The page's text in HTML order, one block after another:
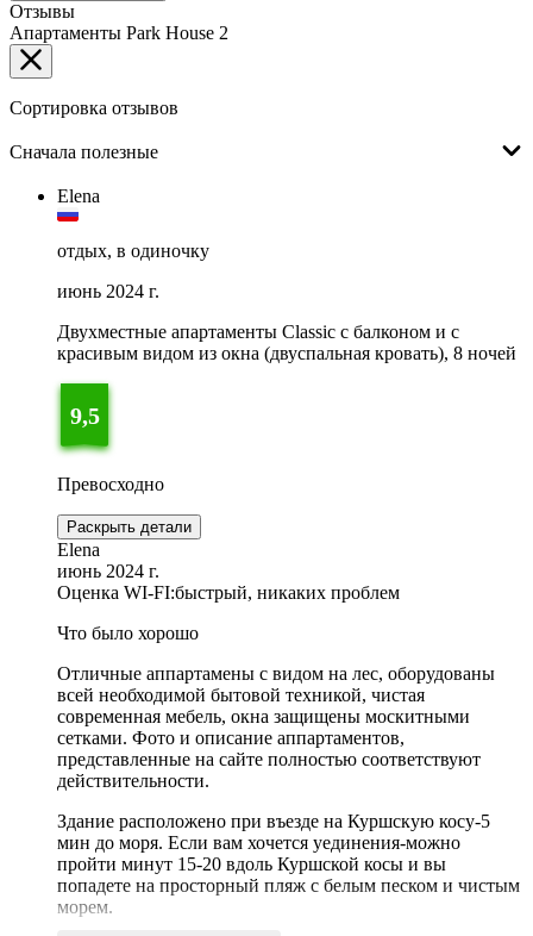
Отзывы
Апартаменты Park House 2
Сортировка отзывов
Сначала полезные
Elena
отдых, в одиночку
июнь 2024 г.
Двухместные апартаменты Classic с балконом и с
красивым видом из окна (двуспальная кровать), 8 ночей
9,5
Превосходно
Раскрыть детали
Elena
июнь 2024 г.
Оценка WI-FI:быстрый, никаких проблем
Что было хорошо
Отличные аппартамены с видом на лес, оборудованы
всей необходимой бытовой техникой, чистая
современная мебель, окна защищены москитными
сетками. Фото и описание аппартаментов,
представленные на сайте полностью соответствуют
действительности.
Здание расположено при въезде на Куршскую косу-5
мин до моря. Если вам хочется уединения-можно
пройти минут 15-20 вдоль Куршской косы и вы
попадете на просторный пляж с белым песком и чистым
морем.